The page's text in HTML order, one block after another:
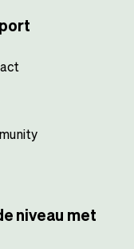
niveau met